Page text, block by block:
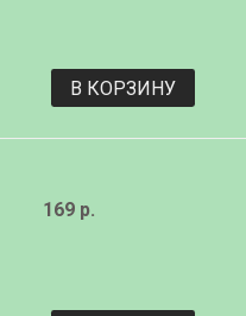
В КОРЗИНУ
169 р.